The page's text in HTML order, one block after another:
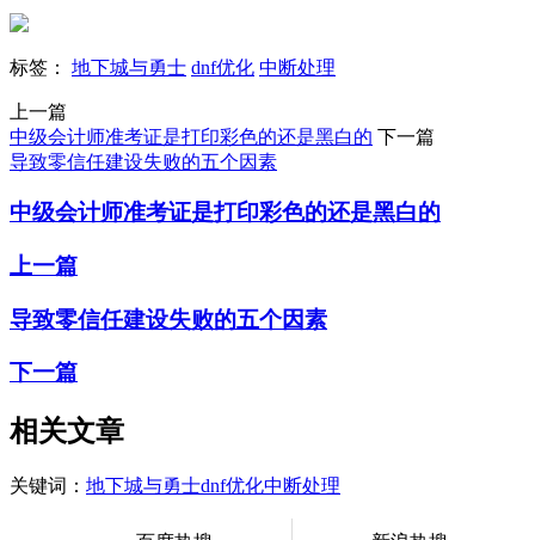
标签： 地下城与勇士 dnf优化 中断处理
上一篇
中级会计师准考证是打印彩色的还是黑白的 下一篇
导致零信任建设失败的五个因素
中级会计师准考证是打印彩色的还是黑白的
上一篇
导致零信任建设失败的五个因素
下一篇
相关文章
关键词： 地下城与勇士dnf优化中断处理